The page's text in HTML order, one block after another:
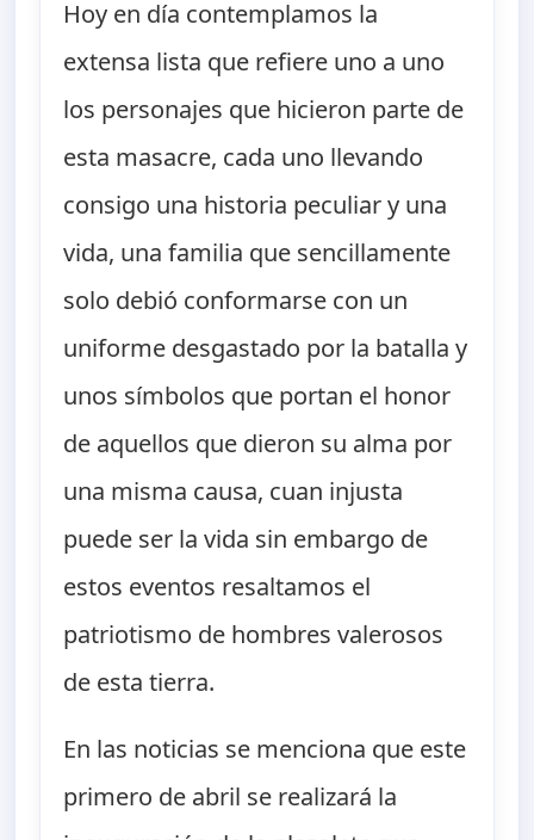
Hoy en día contemplamos la
extensa lista que refiere uno a uno
los personajes que hicieron parte de
esta masacre, cada uno llevando
consigo una historia peculiar y una
vida, una familia que sencillamente
solo debió conformarse con un
uniforme desgastado por la batalla y
unos símbolos que portan el honor
de aquellos que dieron su alma por
una misma causa, cuan injusta
puede ser la vida sin embargo de
estos eventos resaltamos el
patriotismo de hombres valerosos
de esta tierra.
En las noticias se menciona que este
primero de abril se realizará la